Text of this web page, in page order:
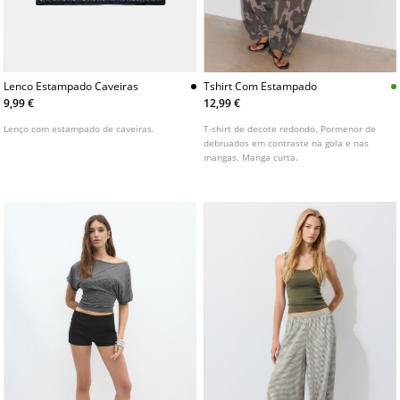
Lenco Estampado Caveiras
9,99 €
Lenço com estampado de caveiras.
Tshirt Com Estampado
12,99 €
T-shirt de decote redondo. Pormenor de
debruados em contraste na gola e nas
mangas. Manga curta.